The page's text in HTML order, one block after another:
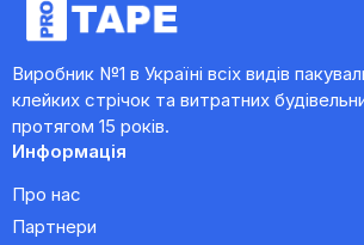
Виробник №1 в Україні всіх видів
клейких стрічок та витратних
протягом 15 років.
Информація
Про нас
Партнери